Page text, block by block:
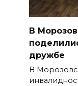
В
дружбе
В